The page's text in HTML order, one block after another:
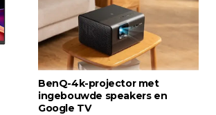
BenQ-4k-projector met
ingebouwde speakers en
Google TV